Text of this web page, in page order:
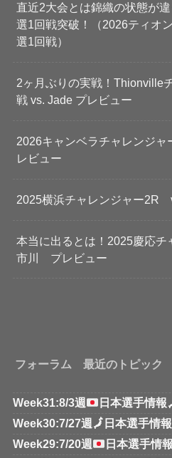
直近2大会とは錦織の状態が
選1回戦突破！（2026ティオ
選1回戦）
2ヶ月ぶりの実戦！Thionville
戦 vs. Jade プレビュー
2026キャンベラチャレンジャ
レビュー
2025横浜チャレンジャー2R
本当に出るとは！2025慶応チ
市川 プレビュー
フォーラム 最近のトピック
Week31:8/3週 日本選手情報
Week30:7/27週🗾 日本選手情報
Week29:7/20週
日本選手情報